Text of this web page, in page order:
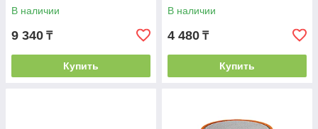
В наличии
9 340 ₸
Купить
В наличии
4 480 ₸
Купить